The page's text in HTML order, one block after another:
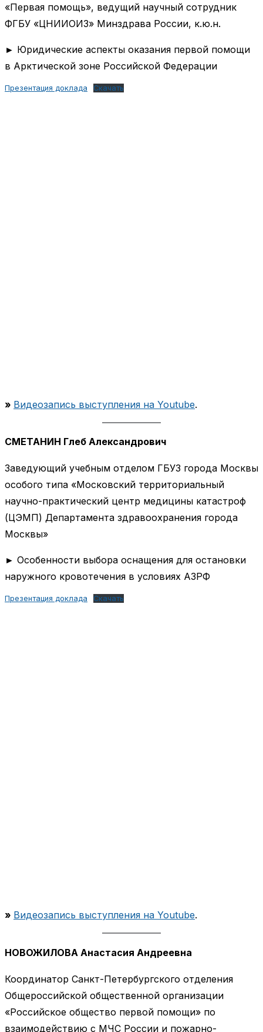
«Первая помощь», ведущий научный сотрудник
ФГБУ «ЦНИИОИЗ» Минздрава России, к.ю.н.
► Юридические аспекты оказания первой помощи
в Арктической зоне Российской Федерации
Презентация доклада Скачать
» Видеозапись выступления на Youtube.
СМЕТАНИН Глеб Александрович
Заведующий учебным отделом ГБУЗ города Москвы
особого типа «Московский территориальный
научно-практический центр медицины катастроф
(ЦЭМП) Департамента здравоохранения города
Москвы»
► Особенности выбора оснащения для остановки
наружного кровотечения в условиях АЗРФ
Презентация доклада Скачать
» Видеозапись выступления на Youtube.
НОВОЖИЛОВА Анастасия Андреевна
Координатор Санкт-Петербургского отделения
Общероссийской общественной организации
«Российское общество первой помощи» по
взаимодействию с МЧС России и пожарно-